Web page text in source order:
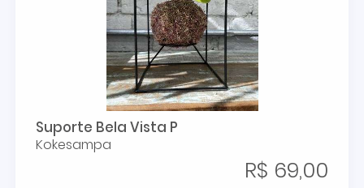
Suporte Bela Vista P
Kokesampa
R$ 69,00